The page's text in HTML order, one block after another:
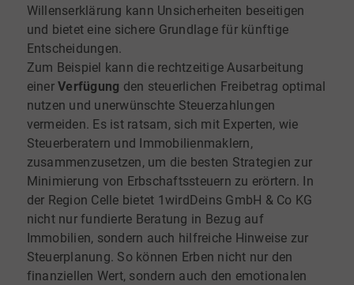
Willenserklärung kann Unsicherheiten beseitigen
und bietet eine sichere Grundlage für künftige
Entscheidungen.
Zum Beispiel kann die rechtzeitige Ausarbeitung
einerVerfügung den steuerlichen Freibetrag optimal
nutzen und unerwünschte Steuerzahlungen
vermeiden. Es ist ratsam, sich mit Experten, wie
Steuerberatern und Immobilienmaklern,
zusammenzusetzen, um die besten Strategien zur
Minimierung von Erbschaftssteuern zu erörtern. In
der Region Celle bietet 1wirdDeins GmbH & Co KG
nicht nur fundierte Beratung in Bezug auf
Immobilien, sondern auch hilfreiche Hinweise zur
Steuerplanung. So können Erben nicht nur den
finanziellen Wert, sondern auch den emotionalen